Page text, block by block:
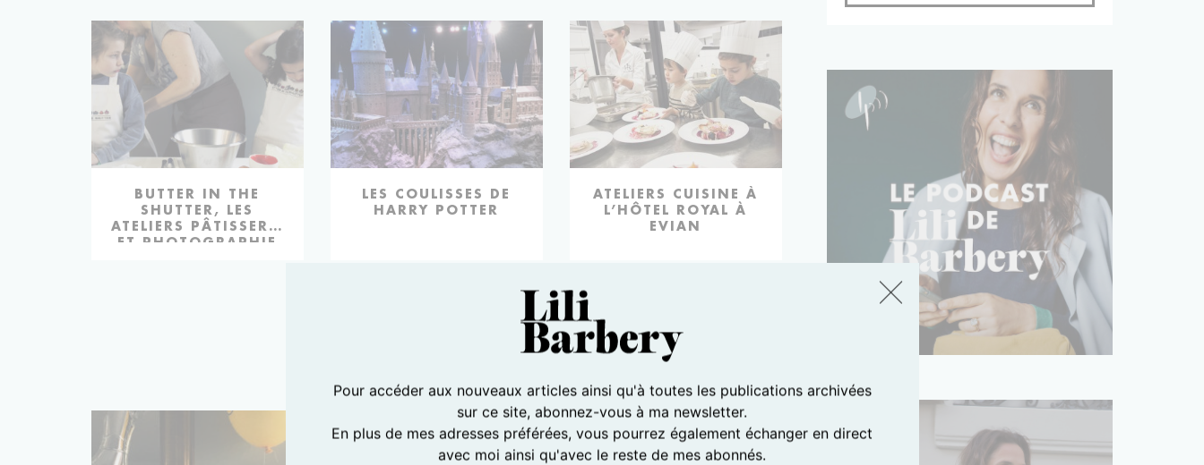
Pour accéder aux nouveaux articles ainsi qu'à toutes les publications archivées
sur ce site, abonnez-vous à ma newsletter.
En plus de mes adresses préférées, vous pourrez également échanger en direct
avec moi ainsi qu'avec le reste de mes abonnés.
ACTIVITÉS
BUTTER IN THE
SHUTTER, LES
ATELIERS PÂTISSERIE
ET PHOTOGRAPHIE
ACTIVITÉS
LES COULISSES DE
HARRY POTTER
ACTIVITÉS
ATELIERS CUISINE À
L’HÔTEL ROYAL À
EVIAN